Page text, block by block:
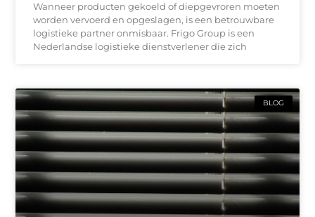
Wanneer producten gekoeld of diepgevroren moeten
worden vervoerd en opgeslagen, is een betrouwbare
logistieke partner onmisbaar. Frigo Group is een
Nederlandse logistieke dienstverlener die zich
BLOG